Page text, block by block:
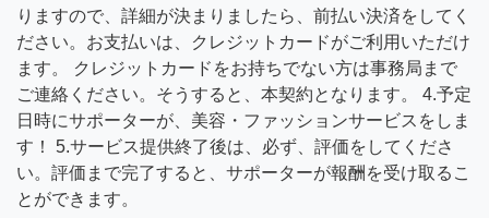
りますので、詳細が決まりましたら、前払い決済をしてく
ださい。お支払いは、クレジットカードがご利用いただけ
ます。 クレジットカードをお持ちでない方は事務局まで
ご連絡ください。そうすると、本契約となります。 4.予定
日時にサポーターが、美容・ファッションサービスをしま
す！ 5.サービス提供終了後は、必ず、評価をしてくださ
い。評価まで完了すると、サポーターが報酬を受け取るこ
とができます。